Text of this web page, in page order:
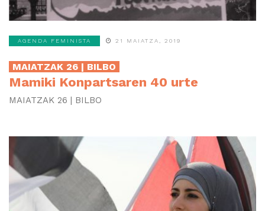
AGENDA FEMINISTA 21 MAIATZA, 2019
MAIATZAK 26 | BILBO
Mamiki Konpartsaren 40 urte
MAIATZAK 26 | BILBO